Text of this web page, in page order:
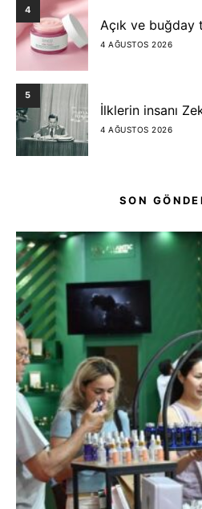
4
Açık ve buğday
4 AĞUSTOS 2026
5
İlklerin insanı
4 AĞUSTOS 2026
SON